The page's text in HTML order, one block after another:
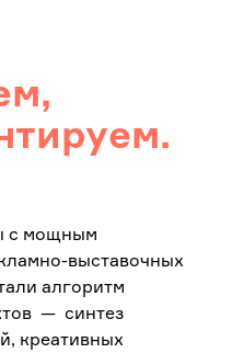
с мощным
выставочных
алгоритм
— синтез
креативных